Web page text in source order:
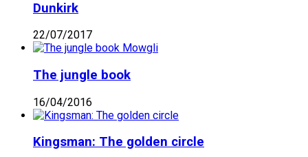
Dunkirk
22/07/2017
The jungle book
16/04/2016
Kingsman: The golden circle